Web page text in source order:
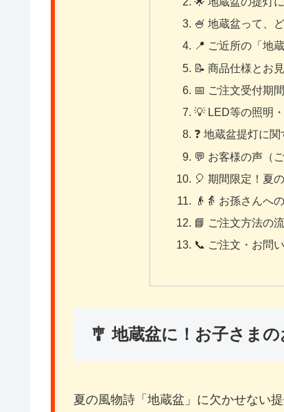
🍧 地蔵盆って、
📍 ご近所の「地
📝 商品仕様とお
📅 ご注文受付期
💡 LED等の照明
❓ 地蔵盆提灯に
💬 お客様の声（
🎈 期間限定！夏
👴👵 お孫さんへ
📘 ご注文方法の
📞 ご注文・お問
🎐 地蔵盆に！お子さま
夏の風物詩「地蔵盆」に欠かせない提